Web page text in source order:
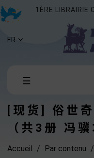
1ÈRE LIBRAIRIE
FR
Basculer
☰
[现货] 俗世
（共3册 冯骥
Accueil Par contenu